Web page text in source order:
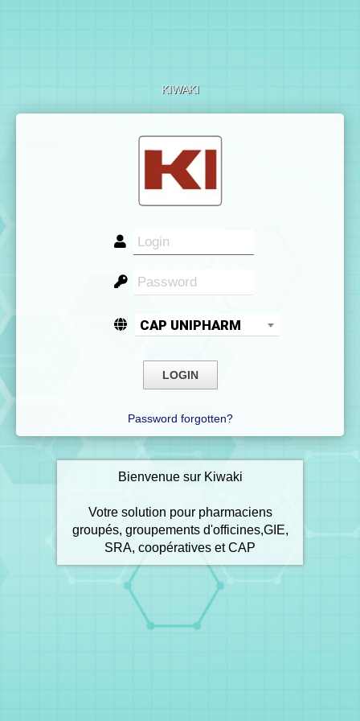
KIWAKI
CAP UNIPHARM
Password forgotten?
Bienvenue sur Kiwaki
Votre solution pour pharmaciens
groupés, groupements d'officines,GIE,
SRA, coopératives et CAP